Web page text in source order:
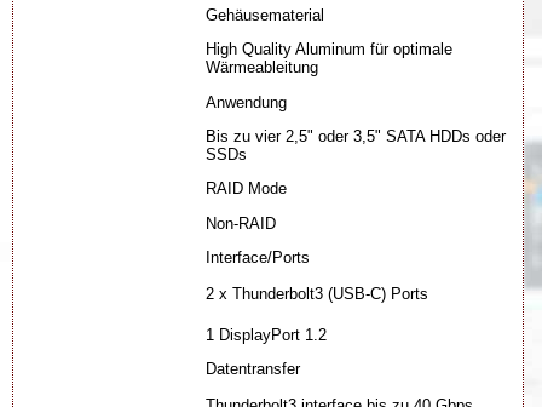
Gehäusematerial
High Quality Aluminum für optimale
Wärmeableitung
Anwendung
Bis zu vier 2,5" oder 3,5" SATA HDDs oder
SSDs
RAID Mode
Non-RAID
Interface/Ports
2 x Thunderbolt3 (USB-C) Ports
1 DisplayPort 1.2
Datentransfer